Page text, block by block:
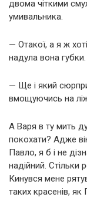
двома чіткими
умивальника.
— Отакої, а я ж
надула вона губки.
— Ще і який
вмощуючись на
А Варя в ту мить
покохати? Адже
Павло, я б і не
надійний. Стільки
Кинувся мене
таких красенів, як